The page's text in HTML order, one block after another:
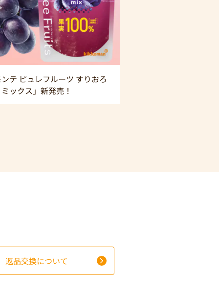
テ ピュレフルーツ すりおろ
ックス」新発売！
返品交換について